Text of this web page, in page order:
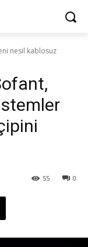
nesil kablosuz
0
55